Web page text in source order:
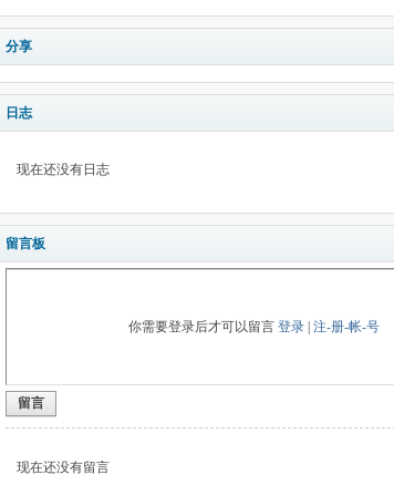
分享
日志
现在还没有日志
留言板
你需要登录后才可以留言 登录| 注-册-帐-号
留言
现在还没有留言